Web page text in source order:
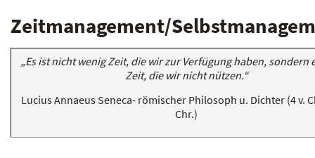
Zeitmanagement/
„Es ist nicht wenig Zeit, die wir zur Verfügung haben, sondern
Zeit, die wir nicht nützen.“
Lucius Annaeus Seneca- römischer Philosoph u. Dichter (4 v.
Chr.)